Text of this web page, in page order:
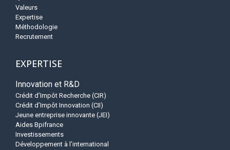
Valeurs
Expertise
Méthodologie
Recrutement
EXPERTISE
Innovation et R&D
Crédit d’Impôt Recherche (CIR)
Crédit d’Impôt Innovation (CII)
Jeune entreprise innovante (JEI)
Aides Bpifrance
Investissements
Développement à l’international